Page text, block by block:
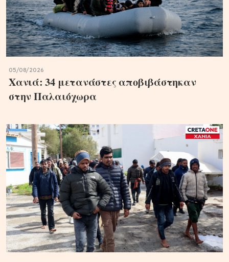
05/08/2026
Χανιά: 34 μετανάστες αποβιβάστηκαν
στην Παλαιόχωρα